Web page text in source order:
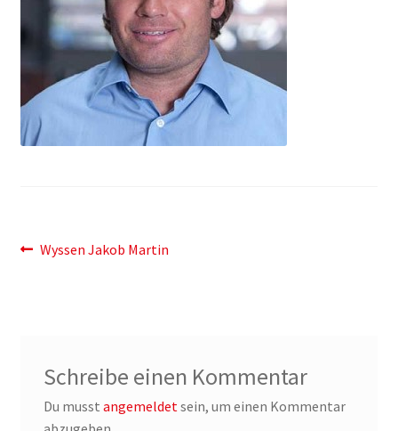
Mein Konto
Shop
Warenkorb
Warenkorb
Beitragsnavigation
Vorheriger
Wyssen Jakob Martin
Schreibe einen Kommentar
Du musst angemeldet sein, um einen Kommentar